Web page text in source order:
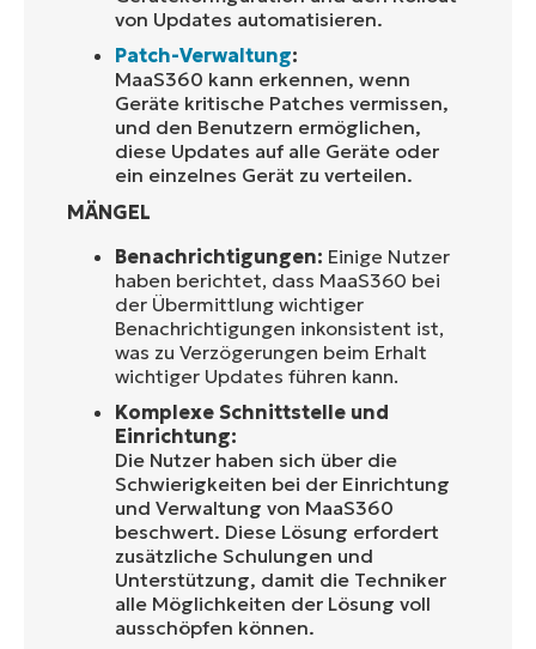
von Updates automatisieren.
Patch-Verwaltung:
MaaS360 kann erkennen, wenn
Geräte kritische Patches vermissen,
und den Benutzern ermöglichen,
diese Updates auf alle Geräte oder
ein einzelnes Gerät zu verteilen.
MÄNGEL
Benachrichtigungen: Einige Nutzer
haben berichtet, dass MaaS360 bei
der Übermittlung wichtiger
Benachrichtigungen inkonsistent ist,
was zu Verzögerungen beim Erhalt
wichtiger Updates führen kann.
Komplexe Schnittstelle und
Einrichtung:
Die Nutzer haben sich über die
Schwierigkeiten bei der Einrichtung
und Verwaltung von MaaS360
beschwert. Diese Lösung erfordert
zusätzliche Schulungen und
Unterstützung, damit die Techniker
alle Möglichkeiten der Lösung voll
ausschöpfen können.